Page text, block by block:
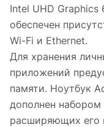
Intel UHD Graphics
обеспечен
Wi-Fi и Ethernet.
Для хранения
приложений
памяти. Ноутбук
дополнен
расширяющих его